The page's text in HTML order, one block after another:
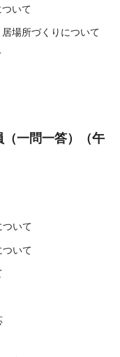
いて
場所づくりについて
問一答）（午
いて
いて